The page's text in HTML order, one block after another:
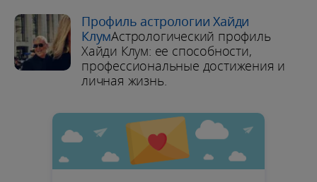
Профиль астрологии Хайди
КлумАстрологический профиль
Хайди Клум: ее способности,
профессиональные достижения и
личная жизнь.